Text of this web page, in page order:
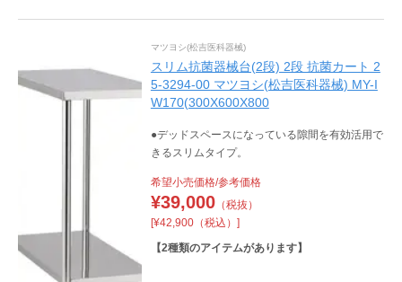
マツヨシ(松吉医科器械)
スリム抗菌器械台(2段) 2段 抗菌カート 2
5-3294-00 マツヨシ(松吉医科器械) MY-I
W170(300X600X800
●デッドスペースになっている隙間を有効活用で
きるスリムタイプ。
希望小売価格/参考価格
¥39,000（税抜）
[¥42,900（税込）]
【2種類のアイテムがあります】